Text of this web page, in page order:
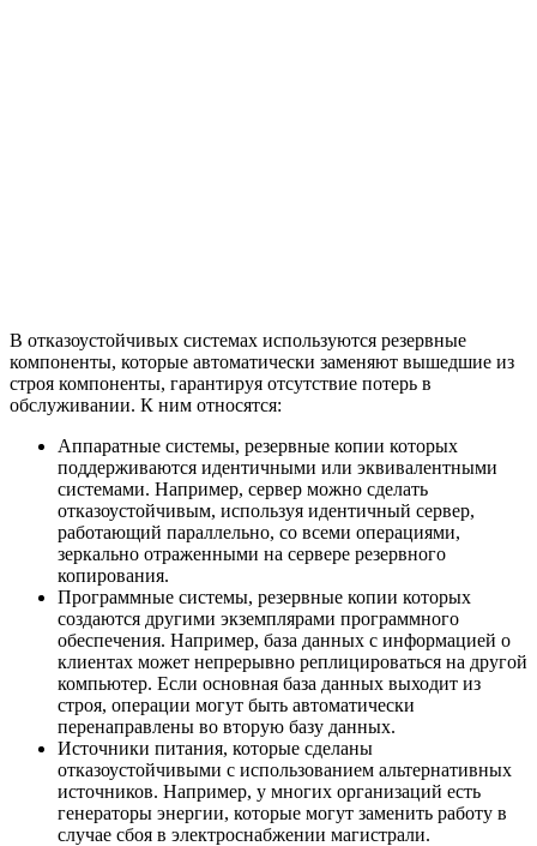
В отказоустойчивых системах используются резервные
компоненты, которые автоматически заменяют вышедшие из
строя компоненты, гарантируя отсутствие потерь в
обслуживании. К ним относятся:
Аппаратные системы, резервные копии которых
поддерживаются идентичными или эквивалентными
системами. Например, сервер можно сделать
отказоустойчивым, используя идентичный сервер,
работающий параллельно, со всеми операциями,
зеркально отраженными на сервере резервного
копирования.
Программные системы, резервные копии которых
создаются другими экземплярами программного
обеспечения. Например, база данных с информацией о
клиентах может непрерывно реплицироваться на другой
компьютер. Если основная база данных выходит из
строя, операции могут быть автоматически
перенаправлены во вторую базу данных.
Источники питания, которые сделаны
отказоустойчивыми с использованием альтернативных
источников. Например, у многих организаций есть
генераторы энергии, которые могут заменить работу в
случае сбоя в электроснабжении магистрали.